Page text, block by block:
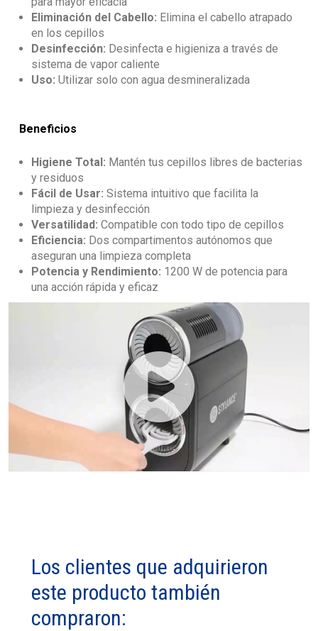
Eliminación del Cabello: Elimina el cabello atrapado
en los cepillos
Desinfección: Desinfecta e higieniza a través de
sistema de vapor caliente
Uso: Utilizar solo con agua desmineralizada
Beneficios
Higiene Total: Mantén tus cepillos libres de bacterias
y residuos
Fácil de Usar: Sistema intuitivo que facilita la
limpieza y desinfección
Versatilidad: Compatible con todo tipo de cepillos
Eficiencia: Dos compartimentos autónomos que
aseguran una limpieza completa
Potencia y Rendimiento: 1200 W de potencia para
una acción rápida y eficaz
Los clientes que adquirieron
este producto también
compraron: